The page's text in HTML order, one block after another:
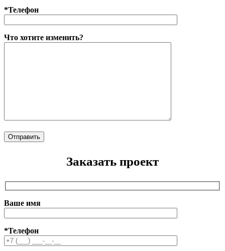
*Телефон
Что хотите изменить?
Заказать проект
Ваше имя
*Телефон